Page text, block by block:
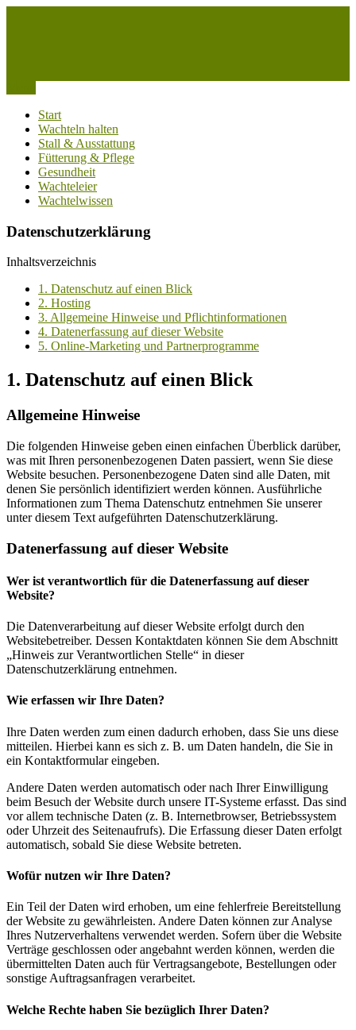
Wachtelhaltung
Start
Wachteln halten
Stall & Ausstattung
Fütterung & Pflege
Gesundheit
Wachteleier
Wachtelwissen
Datenschutzerklärung
Inhaltsverzeichnis
1. Datenschutz auf einen Blick
2. Hosting
3. Allgemeine Hinweise und Pflicht­informationen
4. Datenerfassung auf dieser Website
5. Online-Marketing und Partnerprogramme
1. Datenschutz auf einen Blick
Allgemeine Hinweise
Die folgenden Hinweise geben einen einfachen Überblick darüber,
was mit Ihren personenbezogenen Daten passiert, wenn Sie diese
Website besuchen. Personenbezogene Daten sind alle Daten, mit
denen Sie persönlich identifiziert werden können. Ausführliche
Informationen zum Thema Datenschutz entnehmen Sie unserer
unter diesem Text aufgeführten Datenschutzerklärung.
Datenerfassung auf dieser Website
Wer ist verantwortlich für die Datenerfassung auf dieser
Website?
Die Datenverarbeitung auf dieser Website erfolgt durch den
Websitebetreiber. Dessen Kontaktdaten können Sie dem Abschnitt
„Hinweis zur Verantwortlichen Stelle“ in dieser
Datenschutzerklärung entnehmen.
Wie erfassen wir Ihre Daten?
Ihre Daten werden zum einen dadurch erhoben, dass Sie uns diese
mitteilen. Hierbei kann es sich z. B. um Daten handeln, die Sie in
ein Kontaktformular eingeben.
Andere Daten werden automatisch oder nach Ihrer Einwilligung
beim Besuch der Website durch unsere IT-Systeme erfasst. Das sind
vor allem technische Daten (z. B. Internetbrowser, Betriebssystem
oder Uhrzeit des Seitenaufrufs). Die Erfassung dieser Daten erfolgt
automatisch, sobald Sie diese Website betreten.
Wofür nutzen wir Ihre Daten?
Ein Teil der Daten wird erhoben, um eine fehlerfreie Bereitstellung
der Website zu gewährleisten. Andere Daten können zur Analyse
Ihres Nutzerverhaltens verwendet werden. Sofern über die Website
Verträge geschlossen oder angebahnt werden können, werden die
übermittelten Daten auch für Vertragsangebote, Bestellungen oder
sonstige Auftragsanfragen verarbeitet.
Welche Rechte haben Sie bezüglich Ihrer Daten?